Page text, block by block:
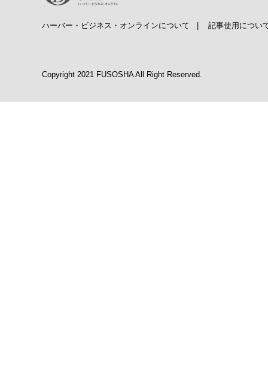
ハーバー・ビジネス・オンラインについて 記事使用につい
Copyright 2021 FUSOSHA All Right Reserved.